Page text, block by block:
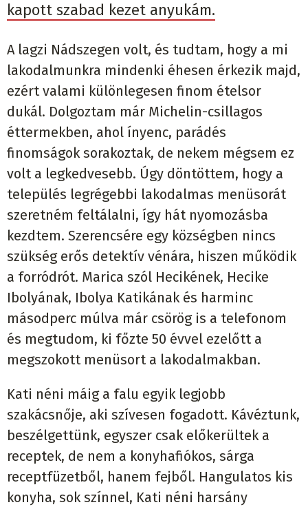
kapott szabad kezet anyukám.
A lagzi Nádszegen volt, és tudtam, hogy a mi
lakodalmunkra mindenki éhesen érkezik majd,
ezért valami különlegesen finom ételsor
dukál. Dolgoztam már Michelin-csillagos
éttermekben, ahol ínyenc, parádés
finomságok sorakoztak, de nekem mégsem ez
volt a legkedvesebb. Úgy döntöttem, hogy a
település legrégebbi lakodalmas menüsorát
szeretném feltálalni, így hát nyomozásba
kezdtem. Szerencsére egy községben nincs
szükség erős detektív vénára, hiszen működik
a forródrót. Marica szól Hecikének, Hecike
Ibolyának, Ibolya Katikának és harminc
másodperc múlva már csörög is a telefonom
és megtudom, ki főzte 50 évvel ezelőtt a
megszokott menüsort a lakodalmakban.
Kati néni máig a falu egyik legjobb
szakácsnője, aki szívesen fogadott. Kávéztunk,
beszélgettünk, egyszer csak előkerültek a
receptek, de nem a konyhafiókos, sárga
receptfüzetből, hanem fejből. Hangulatos kis
konyha, sok színnel, Kati néni harsány